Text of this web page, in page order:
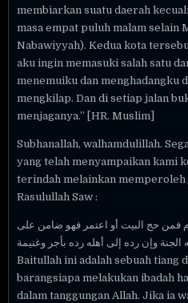
membiarkan suatu daerah
masa empat puluh malam selain
Nabawiyyah). Kedua kota
aku ingin memasuki salah satu
menemuiku dan menghadangku
mengkilap. Dan di setiap jalan
menjaganya.” [HR. Muslim]
Subhanallah, walhamdulillah.
yang telah menyampaikan kami
terindah melainkan memperoleh
Rasulullah Saw :
فمن حج البيت أو اعتمر فهو ضامن على
الجنة وإن رده إلى أهله رده بأجر وغنيمة
“Baitullah ini adalah sebuah tiang
barangsiapa melakukan ibadah
dalam tanggungan Allah. Jika ia